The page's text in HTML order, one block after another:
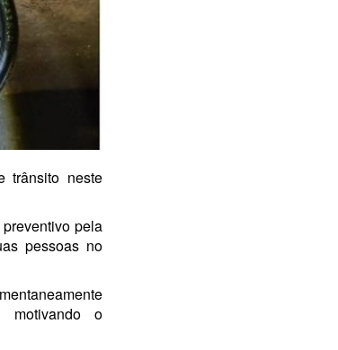
trânsito neste
pela
pessoas no
motivando o